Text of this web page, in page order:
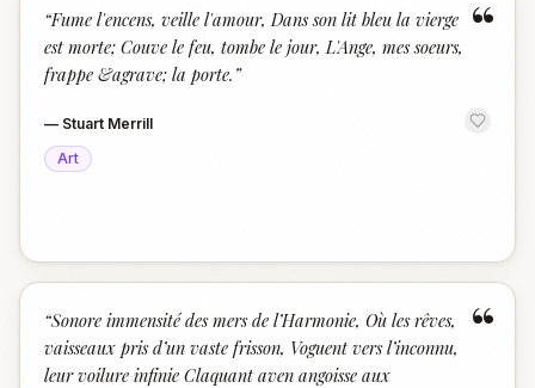
“
“Fume l'encens, veille l'amour, Dans son lit bleu la vierge
est morte; Couve le feu, tombe le jour, L'Ange, mes soeurs,
frappe &agrave; la porte. ”
— Stuart Merrill
Art
“
“Sonore immensité des mers de l’Harmonie, Où les rêves,
vaisseaux pris d’un vaste frisson, Voguent vers l’inconnu,
leur voilure infinie Claquant aven angoisse aux